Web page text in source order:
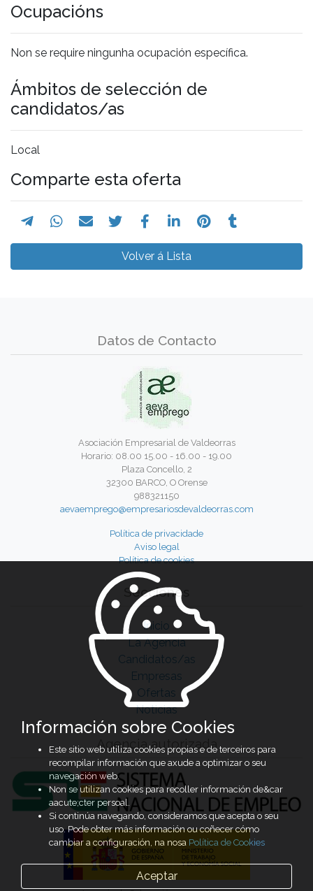
Ocupacións
Non se require ningunha ocupación específica.
Ámbitos de selección de
candidatos/as
Local
Comparte esta oferta
Volver á Lista
Datos de Contacto
Asociación Empresarial de Valdeorras
Horario: 08.00 15.00 - 16.00 - 19.00
Plaza Concello, 2
32300 BARCO, O Orense
988321150
aevaemprego@empresariosdevaldeorras.com
Política de privacidade
Aviso legal
Política de cookies
Secciones
Inicio
La Agencia
Candidatos/as
Empresas
Ofertas
Noticias
Agencia autorizada
Información sobre Cookies
Este sitio web utiliza cookies propias e de terceiros para
recompilar información que axude a optimizar o seu
navegación web.
Non se utilizan cookies para recoller información de&car
aacute;cter persoal.
Si continúa navegando, consideramos que acepta o seu
uso. Pode obter más información ou coñecer cómo
cambiar a configuración, na nosa Política de Cookies
Aceptar